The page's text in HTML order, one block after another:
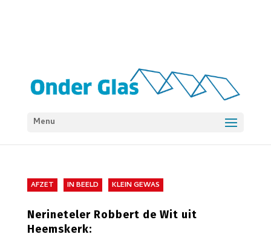
Menu
AFZET IN BEELD KLEIN GEWAS
Nerineteler Robbert de Wit uit
Heemskerk: